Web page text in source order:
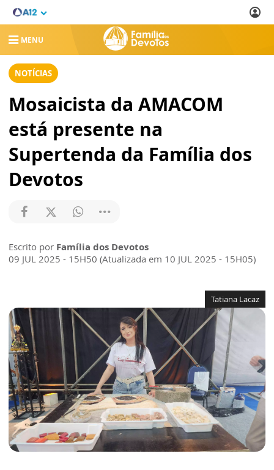
MENU
NOTÍCIAS
Mosaicista da AMACOM
está presente na
Supertenda da Família dos
Devotos
Escrito por Família dos Devotos
09 JUL 2025 - 15H50 (Atualizada em 10 JUL 2025 - 15H05)
Tatiana Lacaz